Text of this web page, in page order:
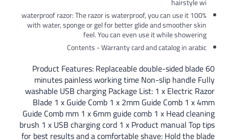
100% waterproof razor: The razor is waterproof,
with water, sponge or gel for better glide
feel. You can even use
Contents - Warranty card
Product Features: Replaceable
minutes painless working time
washable USB charging Package
Blade 1 x Guide Comb 1 x 2mm
Guide Comb mm 1 x 6mm guide comb
brush 1 x USB charging cord 1 x
for best results and a comfortable